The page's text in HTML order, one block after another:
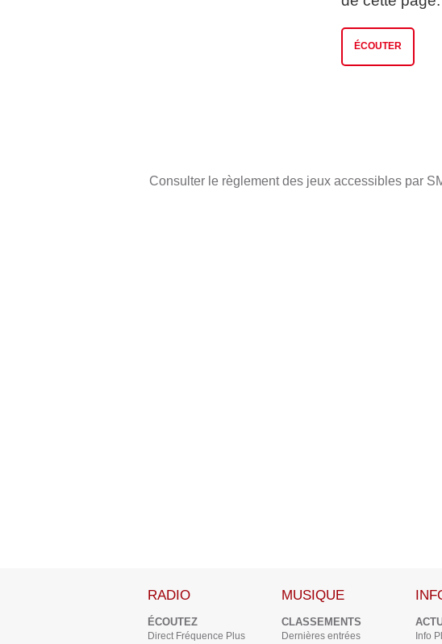
ÉCOUTER
Consulter le règlement des jeux accessibles par
RADIO
ÉCOUTEZ
Direct Fréquence Plus
MUSIQUE
CLASSEMENTS
Dernières entrées
Info